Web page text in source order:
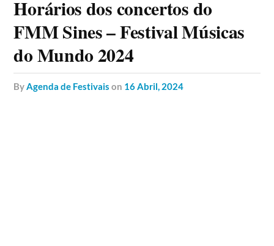
Horários dos concertos do
FMM Sines – Festival Músicas
do Mundo 2024
byAgenda de Festivais on 16 Abril, 2024